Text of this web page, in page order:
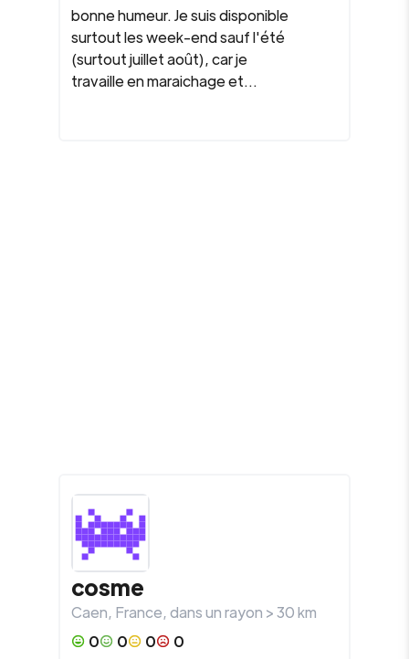
bonne humeur. Je suis disponible
surtout les week-end sauf l'été
(surtout juillet août), car je
travaille en maraichage et...
cosme
Caen, France, dans un rayon >30km
0
0 0
0